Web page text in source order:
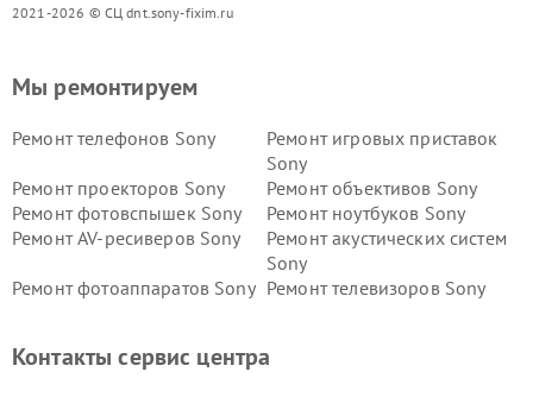
2021-2026 © СЦ dnt.sony-fixim.ru
Мы ремонтируем
Ремонт телефонов Sony
Ремонт игровых приставок
Sony
Ремонт проекторов Sony
Ремонт объективов Sony
Ремонт фотовспышек Sony
Ремонт ноутбуков Sony
Ремонт AV-ресиверов Sony
Ремонт акустических систем
Sony
Ремонт фотоаппаратов Sony Ремонт телевизоров Sony
Контакты сервис центра